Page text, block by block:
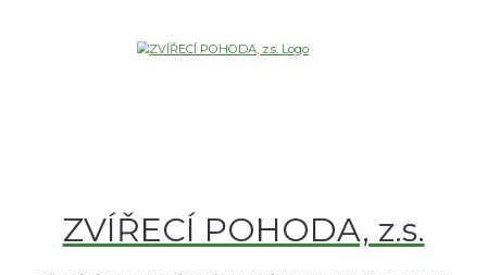
ZVÍŘECÍ POHODA, z.s.